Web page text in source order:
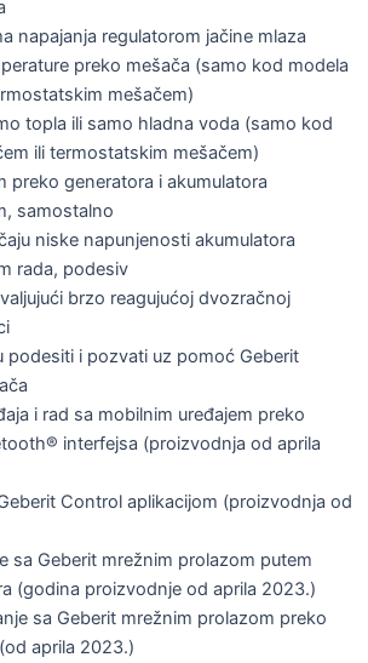
napajanja regulatorom jačine mlaza
preko mešača (samo kod modela
mešačem)
topla ili samo hladna voda (samo kod
ili termostatskim mešačem)
preko generatora i akumulatora
samostalno
niske napunjenosti akumulatora
rada, podesiv
brzo reagujućoj dvozračnoj
podesiti i pozvati uz pomoć Geberit
i rad sa mobilnim uređajem preko
interfejsa (proizvodnja od aprila
Control aplikacijom (proizvodnja od
sa Geberit mrežnim prolazom putem
(godina proizvodnje od aprila 2023.)
sa Geberit mrežnim prolazom preko
aprila 2023.)